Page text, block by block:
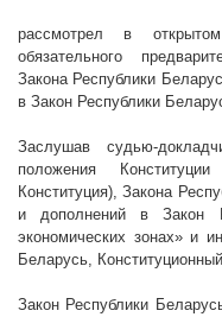
рассмотрел в
обязательного
Закона Республики
в Закон Республики
Заслушав судью-
положения
Конституция), Закона
и дополнений в Закон
экономических зонах» и
Беларусь,
Закон Республики